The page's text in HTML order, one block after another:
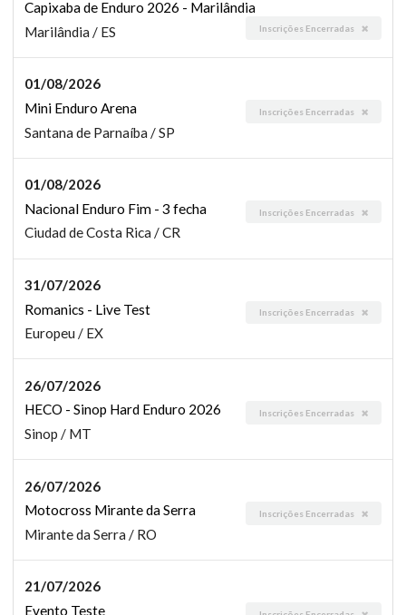
Capixaba de Enduro 2026 - Marilândia
Inscrições Encerradas
Marilândia / ES
01/08/2026
Mini Enduro Arena
Inscrições Encerradas
Santana de Parnaíba / SP
01/08/2026
Nacional Enduro Fim - 3 fecha
Inscrições Encerradas
Ciudad de Costa Rica / CR
31/07/2026
Romanics - Live Test
Inscrições Encerradas
Europeu / EX
26/07/2026
HECO - Sinop Hard Enduro 2026
Inscrições Encerradas
Sinop / MT
26/07/2026
Motocross Mirante da Serra
Inscrições Encerradas
Mirante da Serra / RO
21/07/2026
Evento Teste